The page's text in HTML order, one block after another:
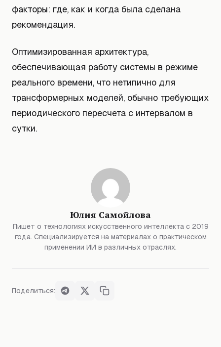
факторы: где, как и когда была сделана
рекомендация.
Оптимизированная архитектура,
обеспечивающая работу системы в режиме
реального времени, что нетипично для
трансформерных моделей, обычно требующих
периодического пересчета с интервалом в
сутки.
Юлия Самойлова
Пишет о технологиях искусственного интеллекта с 2019
года. Специализируется на материалах о практическом
применении ИИ в различных отраслях.
Поделиться: